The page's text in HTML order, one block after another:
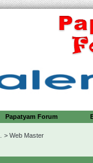
Papatyam Forum
> Web Master